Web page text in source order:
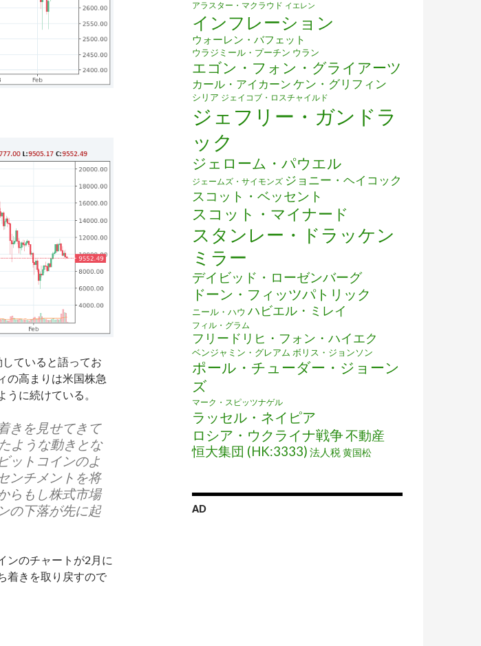
ていると語ってお
の高まりは米国株急
に続けている。
きを見せてきて
ような動きとな
ットコインのよ
ンチメントを将
らもし株式市場
の下落が先に起
ンのチャートが2月に
着きを取り戻すので
アラスター・マクラウド イエレン
インフレーション
ウォーレン・バフェット
ウラジミール・プーチン ウラン
エゴン・フォン・グライアーツ
カール・アイカーン ケン・グリフィン
シリア ジェイコブ・ロスチャイルド
ジェフリー・ガンドラ
ック
ジェローム・パウエル
ジェームズ・サイモンズ ジョニー・ヘイコック
スコット・ベッセント
スコット・マイナード
スタンレー・ドラッケン
ミラー
デイビッド・ローゼンバーグ
ドーン・フィッツパトリック
ニール・ハウ ハビエル・ミレイ
フィル・グラム
フリードリヒ・フォン・ハイエク
ベンジャミン・グレアム ボリス・ジョンソン
ポール・チューダー・ジョーン
ズ
マーク・スピッツナゲル
ラッセル・ネイピア
ロシア・ウクライナ戦争不動産
恒大集団 (HK:3333) 法人税黄国松
AD